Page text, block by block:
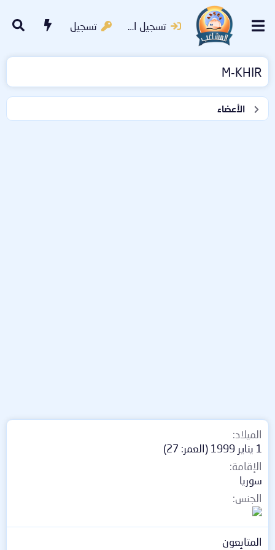
تسجيل الدخول تسجيل
M-KHIR
الأعضاء
الميلاد
1 يناير 1999 (العمر: 27)
الإقامة
سوريا
الجنس
المتابِعون